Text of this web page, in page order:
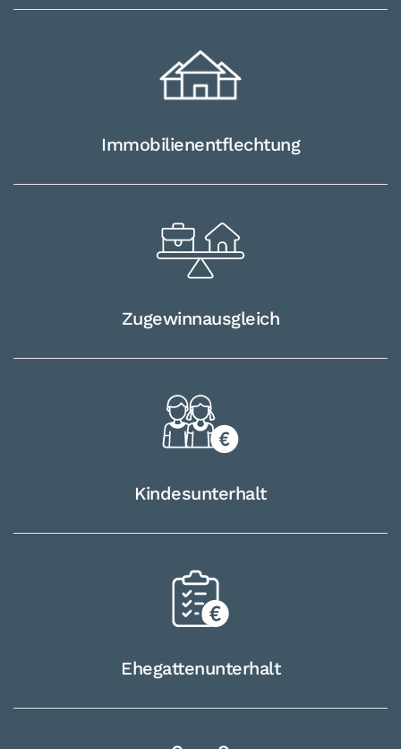
Immobilien­entflechtung
Zugewinn­ausgleich
Kindes­unterhalt
Ehegatten­unterhalt